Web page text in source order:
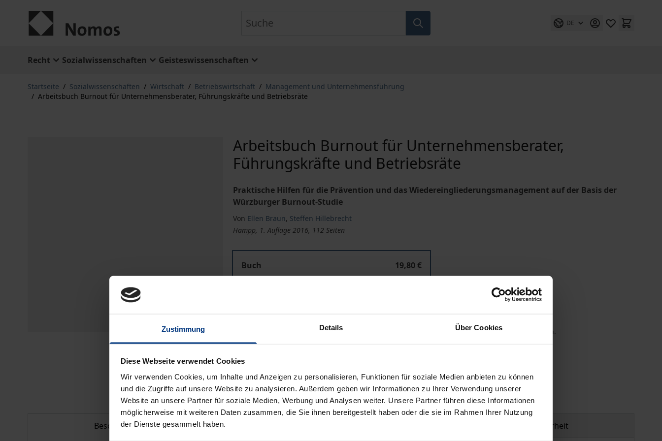
Zustimmung Details Über Cookies
Diese Webseite verwendet Cookies
Wir verwenden Cookies, um Inhalte und Anzeigen zu personalisieren, Funktionen für soziale Medien anbieten zu können
und die Zugriffe auf unsere Website zu analysieren. Außerdem geben wir Informationen zu Ihrer Verwendung unserer
Website an unsere Partner für soziale Medien, Werbung und Analysen weiter. Unsere Partner führen diese Informationen
möglicherweise mit weiteren Daten zusammen, die Sie ihnen bereitgestellt haben oder die sie im Rahmen Ihrer Nutzung
der Dienste gesammelt haben.
DE
Recht Sozialwissenschaften Geisteswissenschaften
Startseite / Sozialwissenschaften / Wirtschaft / Betriebswirtschaft / Management und Unternehmensführung
/ Arbeitsbuch Burnout für Unternehmensberater, Führungskräfte und Betriebsräte
Arbeitsbuch Burnout für Unternehmensberater,
Führungskräfte und Betriebsräte
Praktische Hilfen für die Prävention und das Wiedereingliederungsmanagement auf der Basis der
Würzburger Burnout-Studie
Von Ellen Braun, Steffen Hillebrecht
Hampp, 1. Auflage 2016, 112 Seiten
Buch
19,80 €
Preisangaben inkl. MwSt. Abhängig von der Lieferadresse kann die MwSt. an der Kasse variieren.
Hinweise zu Versandkosten
Beschreibung Produktsicherheit